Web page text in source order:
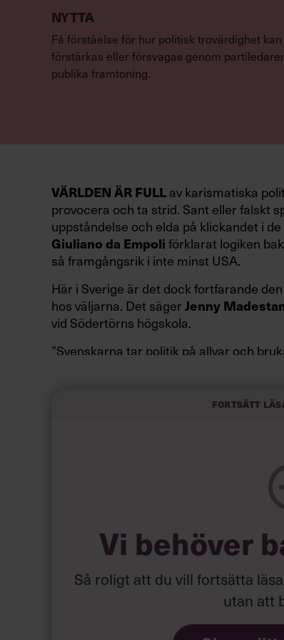
NYTTA
Få förståelse för hur politisk trovärdighet kan
förstärkas eller försvagas genom
publika framtoning.
VÄRLDEN ÄR FULLav karismatiska
provocera och ta strid. Sant eller falskt
uppståndelse och elda på klickandet i
Giuliano da Empoliförklarat logiken
så framgångsrik i inte minst USA.
Här i Sverige är det dock fortfarande
hos väljarna. Det sägerJenny
vid Södertörns högskola.
”Svenskarna tar politik på allvar och
sammanfatta de önskningar som
Siri
Fortsätt
Vi behöver
Så roligt att du vill fortsätta
utan att